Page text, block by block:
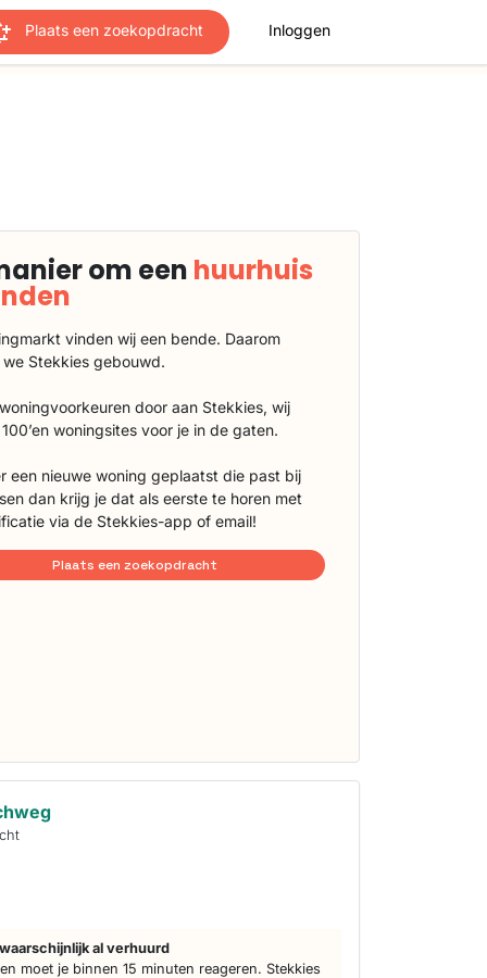
Plaats een zoekopdracht Inloggen
om een huurhuis
vinden wij een bende. Daarom
Stekkies gebouwd.
door aan Stekkies, wij
woningsites voor je in de gaten.
een nieuwe woning geplaatst die past bij
dan krijg je dat als eerste te horen met
via de Stekkies-app of email!
Plaats een zoekopdracht
al verhuurd
moet je binnen 15 minuten reageren. Stekkies